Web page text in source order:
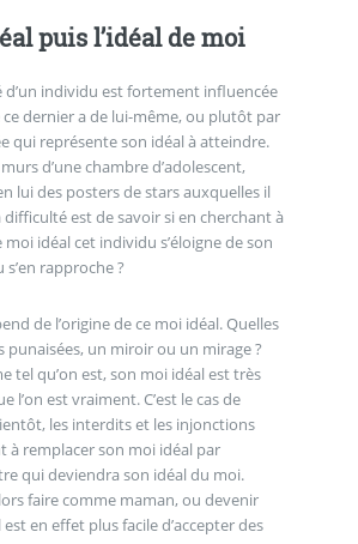
puis l’idéal de moi
d’un individu est fortement influencée
ce dernier a de lui-même, ou plutôt par
qui représente son idéal à atteindre.
d’une chambre d’adolescent,
lui des posters de stars auxquelles il
difficulté est de savoir si en cherchant à
moi idéal cet individu s’éloigne de son
rapproche ?
de l’origine de ce moi idéal. Quelles
punaisées, un miroir ou un mirage ?
tel qu’on est, son moi idéal est très
l’on est vraiment. C’est le cas de
les interdits et les injonctions
à remplacer son moi idéal par
qui deviendra son idéal du moi.
faire comme maman, ou devenir
en effet plus facile d’accepter des